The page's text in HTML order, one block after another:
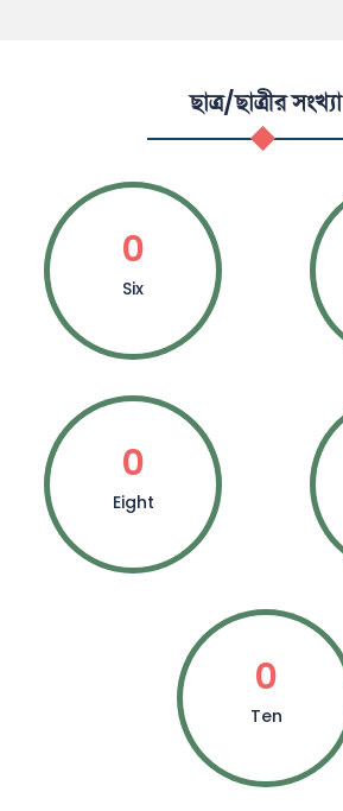
ছাত্র/ছাত্রীর সংখ্যা
0
Six
0
Eight
0
Ten